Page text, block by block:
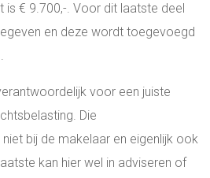
is € 9.700,-. Voor dit laatste deel
en deze wordt toegevoegd
voor een juiste
Die
bij de makelaar en eigenlijk ook
kan hier wel in adviseren of